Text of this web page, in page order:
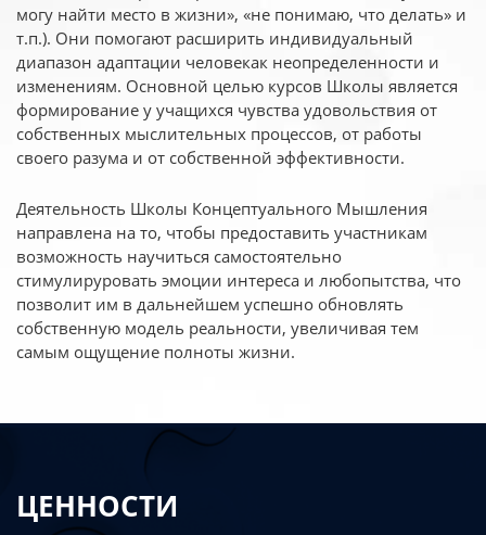
могу найти место в жизни», «не понимаю, что делать» и
т.п.). Они помогают расширить индивидуальный
диапазон адаптации человекак неопределенности и
изменениям. Основной целью курсов Школы является
формирование у учащихся чувства удовольствия от
собственных мыслительных процессов, от работы
своего разума и от собственной эффективности.
Деятельность Школы Концептуального Мышления
направлена на то, чтобы предоставить участникам
возможность научиться самостоятельно
стимулируровать эмоции интереса и любопытства, что
позволит им в дальнейшем успешно обновлять
собственную модель реальности, увеличивая тем
самым ощущение полноты жизни.
ЦЕННОСТИ